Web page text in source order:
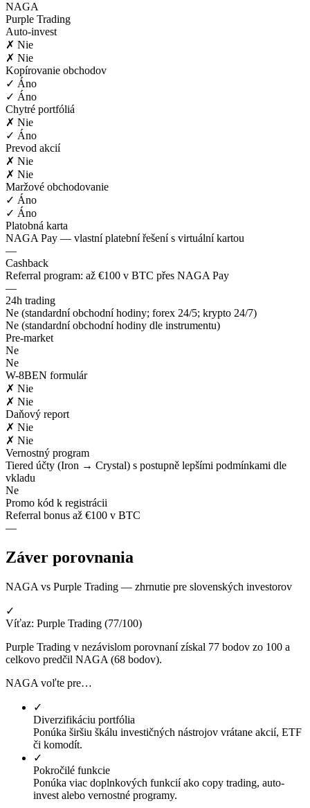
NAGA
Purple Trading
Auto-invest
✗ Nie
✗ Nie
Kopírovanie obchodov
✓ Áno
✓ Áno
Chytré portfóliá
✗ Nie
✓ Áno
Prevod akcií
✗ Nie
✗ Nie
Maržové obchodovanie
✓ Áno
✓ Áno
Platobná karta
NAGA Pay — vlastní platební řešení s virtuální kartou
—
Cashback
Referral program: až €100 v BTC přes NAGA Pay
—
24h trading
Ne (standardní obchodní hodiny; forex 24/5; krypto 24/7)
Ne (standardní obchodní hodiny dle instrumentu)
Pre-market
Ne
Ne
W-8BEN formulár
✗ Nie
✗ Nie
Daňový report
✗ Nie
✗ Nie
Vernostný program
Tiered účty (Iron → Crystal) s postupně lepšími podmínkami dle
vkladu
Ne
Promo kód k registrácii
Referral bonus až €100 v BTC
—
Záver porovnania
NAGA vs Purple Trading — zhrnutie pre slovenských investorov
✓
Víťaz: Purple Trading (77/100)
Purple Trading v nezávislom porovnaní získal 77 bodov zo 100 a
celkovo predčil NAGA (68 bodov).
NAGA voľte pre…
✓
Diverzifikáciu portfólia
Ponúka širšiu škálu investičných nástrojov vrátane akcií, ETF
či komodít.
✓
Pokročilé funkcie
Ponúka viac doplnkových funkcií ako copy trading, auto-
invest alebo vernostné programy.